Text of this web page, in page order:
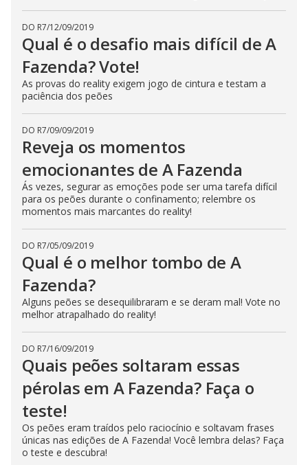
DO R7/12/09/2019
Qual é o desafio mais difícil de A
Fazenda? Vote!
As provas do reality exigem jogo de cintura e testam a
paciência dos peões
DO R7/09/09/2019
Reveja os momentos
emocionantes de A Fazenda
Ás vezes, segurar as emoções pode ser uma tarefa difícil
para os peões durante o confinamento; relembre os
momentos mais marcantes do reality!
DO R7/05/09/2019
Qual é o melhor tombo de A
Fazenda?
Alguns peões se desequilibraram e se deram mal! Vote no
melhor atrapalhado do reality!
DO R7/16/09/2019
Quais peões soltaram essas
pérolas em A Fazenda? Faça o
teste!
Os peões eram traídos pelo raciocínio e soltavam frases
únicas nas edições de A Fazenda! Você lembra delas? Faça
o teste e descubra!